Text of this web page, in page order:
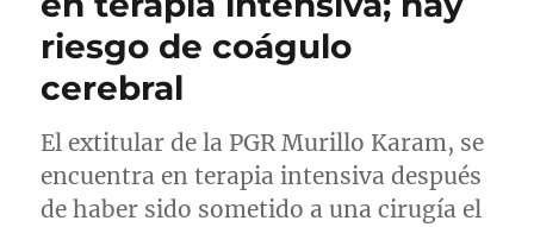
riesgo de coágulo
cerebral
El extitular de la PGR Murillo Karam, se
encuentra en terapia intensiva después
de haber sido sometido a una cirugía el